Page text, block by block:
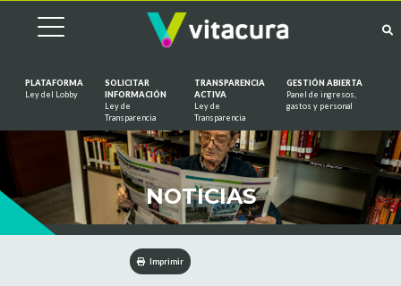
PLATAFORMA
Ley del Lobby
SOLICITAR
INFORMACIÓN
Ley de
Transparencia
TRANSPARENCIA
ACTIVA
Ley de
Transparencia
GESTIÓN ABIERTA
Panel de ingresos,
gastos y personal
NOTICIAS
Imprimir